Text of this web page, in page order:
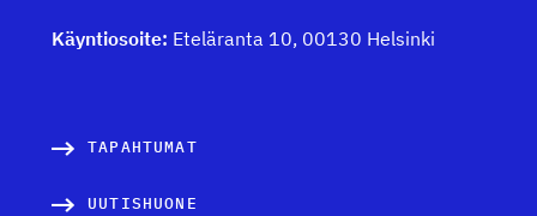
s
Käyntiosoite: Eteläranta 10, 00130 Helsinki
TAPAHTUMAT
UUTISHUONE